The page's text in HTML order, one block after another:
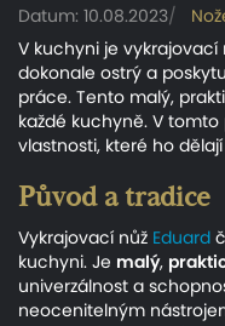
Datum: 10.08.2023
V kuchyni je
dokonale ostrý a
práce. Tento malý,
každé kuchyně. V
vlastnosti, které ho
Původ a tradice
Vykrajovací nůž Eduard
kuchyni. Je malý,
univerzálnost a
neocenitelným